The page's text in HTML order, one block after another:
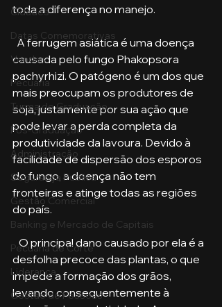
Cidades
Datas Comemorativas
Vendas
Pecuária
Turma de Graduação
Pós-Graduação
Administração
Segurança Publica
Gestão Comercial
Banking e Mercado de Capitais
Pecuária de Corte
Liderança
Gestão de Pessoas
toda a diferença no manejo.
  A ferrugem asiática é uma doença
causada pelo fungo Phakopsora
pachyrhizi. O patógeno é um dos que
mais preocupam os produtores de
soja, justamente por sua ação que
pode levar a perda completa da
produtividade da lavoura. Devido à
facilidade de dispersão dos esporos
do fungo, a doença não tem
fronteiras e atinge todas as regiões
do país.
   O principal dano causado por ela é a
desfolha precoce das plantas, o que
impede a formação dos grãos,
levando consequentemente à